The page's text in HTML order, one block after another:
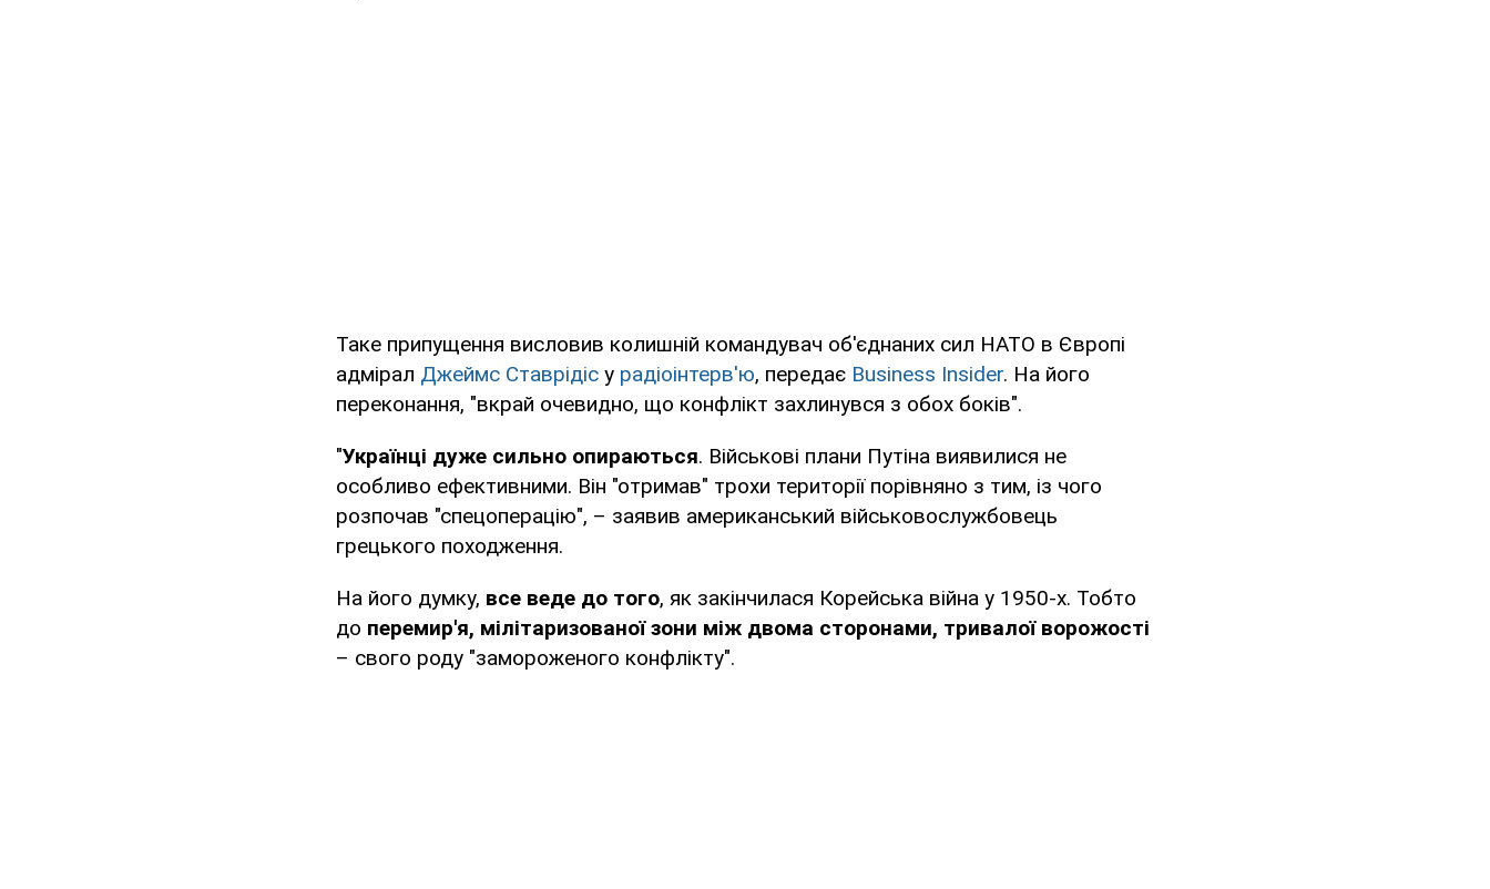
Таке припущення висловив колишній командувач об'єднаних сил НАТО в Європі
адмірал Джеймс Ставрідіс у радіоінтерв'ю, передає Business Insider. На його
переконання, "вкрай очевидно, що конфлікт захлинувся з обох боків".
"Українці дуже сильно опираються. Військові плани Путіна виявилися не
особливо ефективними. Він "отримав" трохи території порівняно з тим, із чого
розпочав "спецоперацію", – заявив американський військовослужбовець
грецького походження.
На його думку, все веде до того, як закінчилася Корейська війна у 1950-х. Тобто
до перемир'я, мілітаризованої зони між двома сторонами, тривалої ворожості
– свого роду "замороженого конфлікту".